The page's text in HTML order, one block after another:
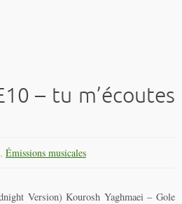
– tu m’écoutes
, Émissions musicales
Version) Kourosh Yaghmaei – Gole